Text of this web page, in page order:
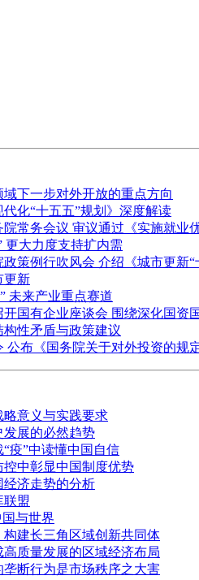
下一步对外开放的重点方向
代化“十五五”规划》深度解读
常务会议 审议通过《实施就业
更大力度支持扩内需
策例行吹风会 介绍《城市更新
更新
未来产业重点赛道
国有企业座谈会 围绕深化国资
性矛盾与政策建议
公布《国务院关于对外投资的规定
意义与实践要求
展的必然趋势
疫”中读懂中国自信
中彰显中国制度优势
济走势的分析
联盟
与世界
建长三角区域创新共同体
质量发展的区域经济布局
断行为是市场秩序之大害